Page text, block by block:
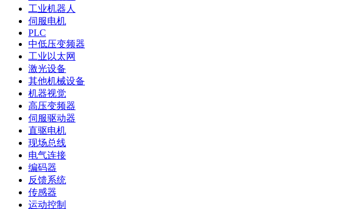
工业机器人
伺服电机
PLC
中低压变频器
工业以太网
激光设备
其他机械设备
机器视觉
高压变频器
伺服驱动器
直驱电机
现场总线
电气连接
编码器
反馈系统
传感器
运动控制